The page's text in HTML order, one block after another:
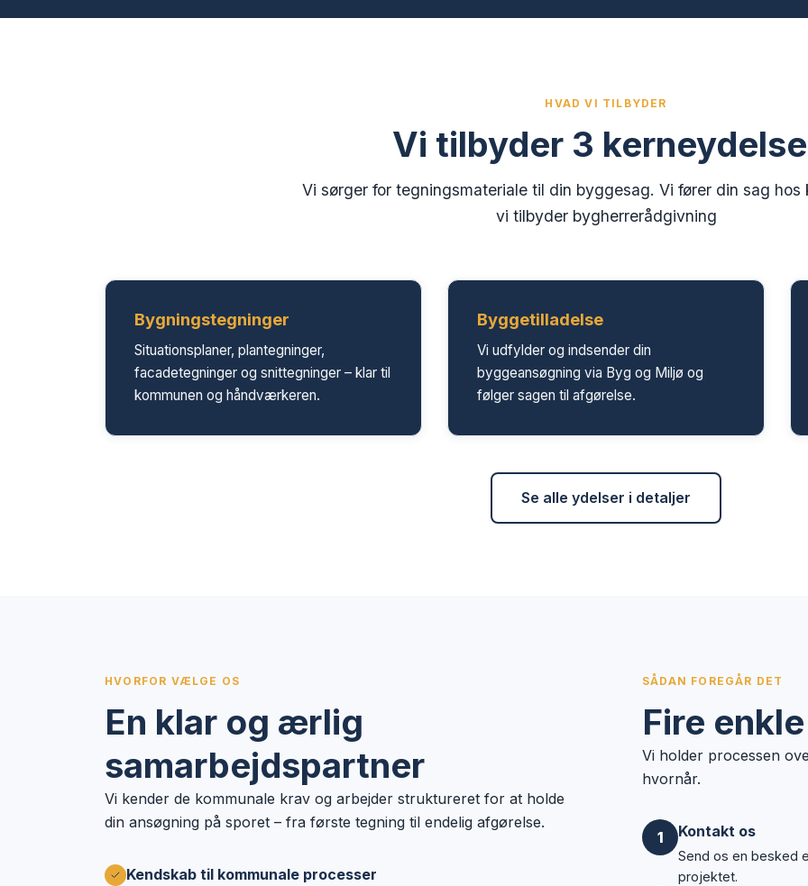
HVAD VI TILBYDER
Vi tilbyder 3
Vi sørger for tegningsmateriale til din byggesag. Vi fører din sag hos
vi tilbyder bygherrerådgivning
Bygningstegninger
Situationsplaner, plantegninger,
facadetegninger og snittegninger – klar til
kommunen og håndværkeren.
Byggetilladelse
Vi udfylder og indsender din
byggeansøgning via Byg og Miljø og
følger sagen til afgørelse.
Se alle ydelser i detaljer
HVORFOR VÆLGE OS
En klar og ærlig
samarbejdspartner
Vi kender de kommunale krav og arbejder struktureret for at holde
din ansøgning på sporet – fra første tegning til endelig afgørelse.
Kendskab til kommunale processer
SÅDAN FOREGÅR DET
Fire
Vi holder processen
hvornår.
1 Kontakt os
Send os en besked
projektet.